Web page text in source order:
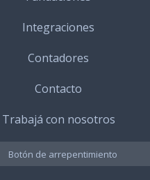
Integraciones
Contadores
Contacto
Trabajá con nosotros
Botón de arrepentimiento